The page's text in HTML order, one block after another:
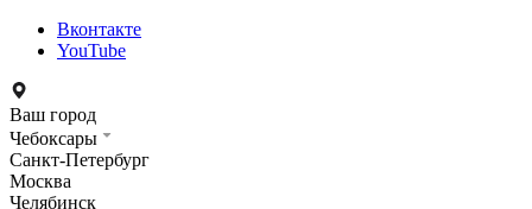
Вконтакте
YouTube
Ваш город
Чебоксары
Санкт-Петербург
Москва
Челябинск